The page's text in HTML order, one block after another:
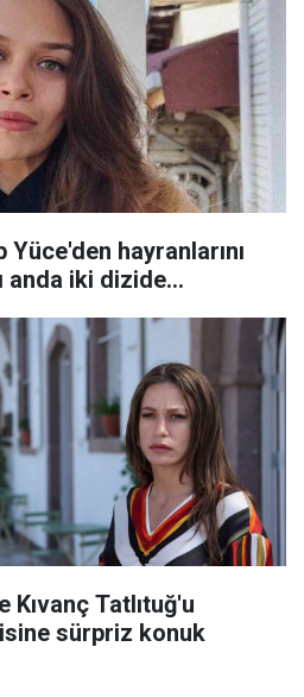
hayranlarını
anda iki dizide...
Kıvanç Tatlıtuğ'u
sürpriz konuk